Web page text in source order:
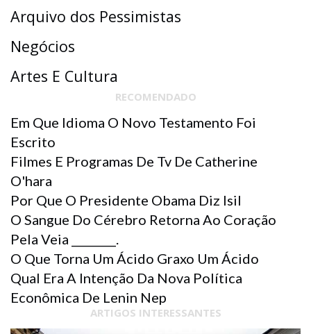
Arquivo dos Pessimistas
Negócios
Artes E Cultura
RECOMENDADO
Em Que Idioma O Novo Testamento Foi
Escrito
Filmes E Programas De Tv De Catherine
O'hara
Por Que O Presidente Obama Diz Isil
O Sangue Do Cérebro Retorna Ao Coração
Pela Veia ________.
O Que Torna Um Ácido Graxo Um Ácido
Qual Era A Intenção Da Nova Política
Econômica De Lenin Nep
ARTIGOS INTERESSANTES